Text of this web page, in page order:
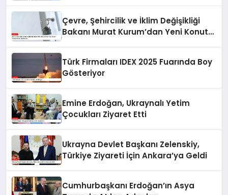
Çevre, Şehircilik ve İklim Değişikliği
Bakanı Murat Kurum’dan Yeni Konut
Türk Firmaları IDEX 2025 Fuarında Boy
Gösteriyor
Emine Erdoğan, Ukraynalı Yetim
Çocukları Ziyaret Etti
Ukrayna Devlet Başkanı Zelenskiy,
Türkiye Ziyareti İçin Ankara’ya Geldi
Cumhurbaşkanı Erdoğan’ın Asya